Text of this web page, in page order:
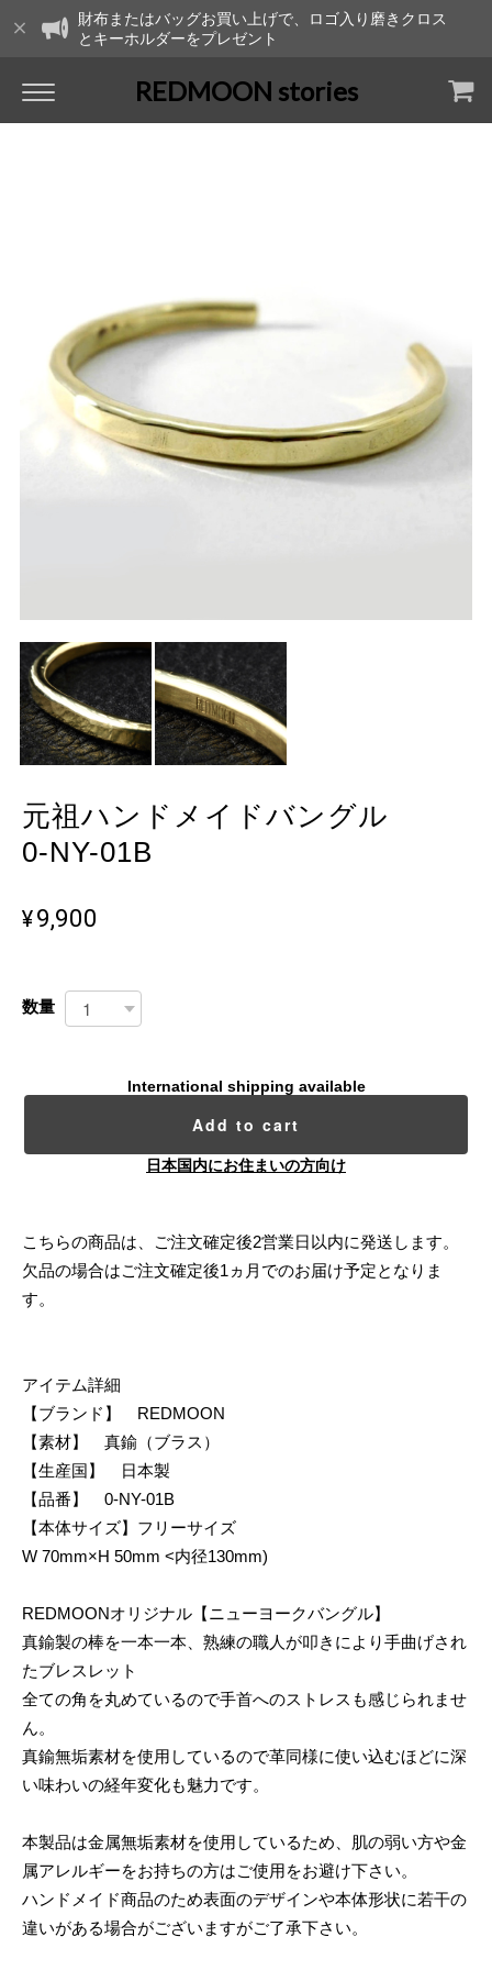
財布またはバッグお買い上げで、ロゴ入り磨きクロス
とキーホルダーをプレゼント
REDMOON stories
元祖ハンドメイドバングル
0-NY-01B
¥9,900
数量
International shipping available
Add to cart
日本国内にお住まいの方向け
こちらの商品は、ご注文確定後2営業日以内に発送します。
欠品の場合はご注文確定後1ヵ月でのお届け予定となりま
す。
アイテム詳細
【ブランド】 REDMOON
【素材】 真鍮（ブラス）
【生産国】 日本製
【品番】 0-NY-01B
【本体サイズ】フリーサイズ
W 70mm×H 50mm <内径130mm)
REDMOONオリジナル【ニューヨークバングル】
真鍮製の棒を一本一本、熟練の職人が叩きにより手曲げされ
たブレスレット
全ての角を丸めているので手首へのストレスも感じられませ
ん。
真鍮無垢素材を使用しているので革同様に使い込むほどに深
い味わいの経年変化も魅力です。
本製品は金属無垢素材を使用しているため、肌の弱い方や金
属アレルギーをお持ちの方はご使用をお避け下さい。
ハンドメイド商品のため表面のデザインや本体形状に若干の
違いがある場合がございますがご了承下さい。